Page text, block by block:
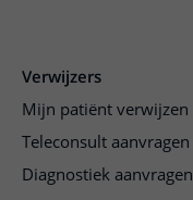
Verwijzers
Mijn patiënt verwijzen
Teleconsult aanvragen
Diagnostiek aanvragen